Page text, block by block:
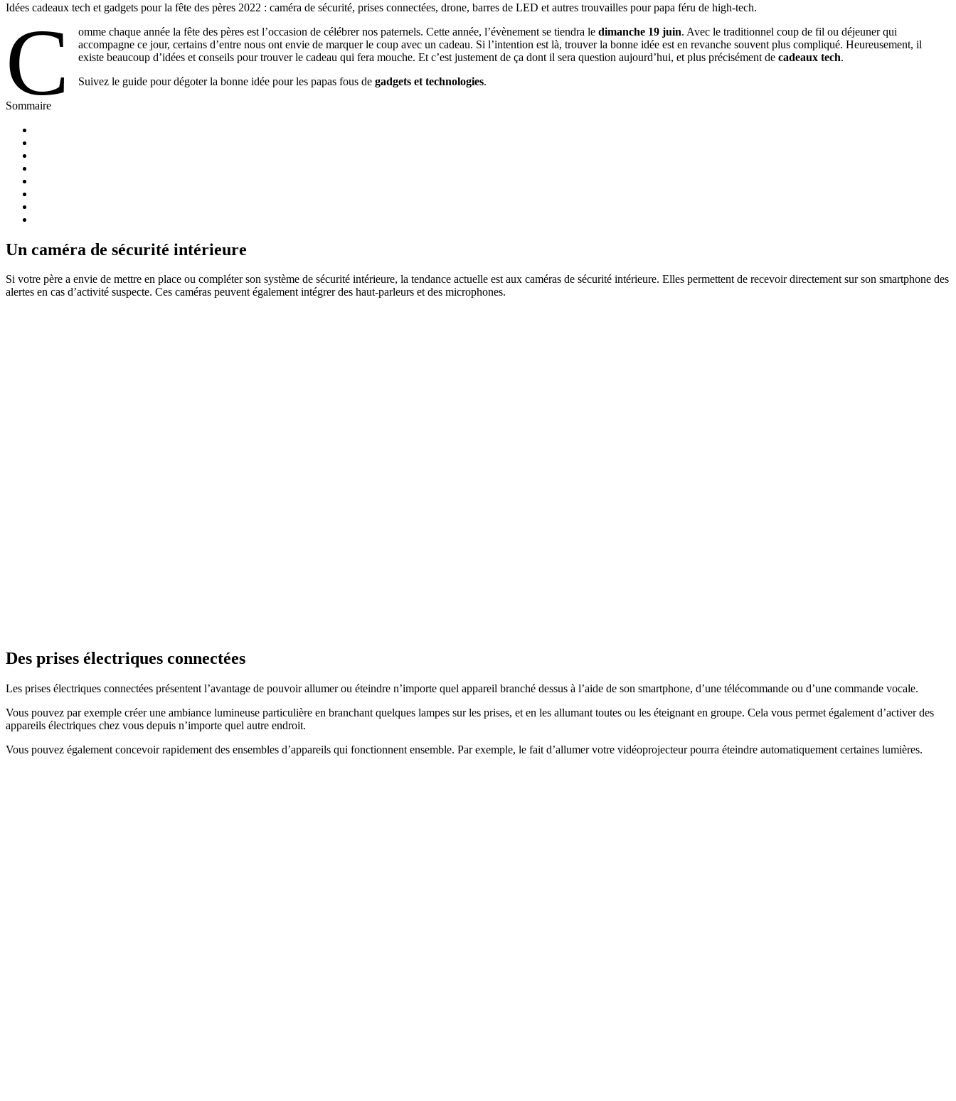
Idées cadeaux tech et gadgets pour la fête des pères 2022 : caméra de sécurité, prises connectées, drone, barres de LED et autres trouvailles pour papa féru de high-tech.
C omme chaque année la fête des pères est l’occasion de célébrer nos paternels. Cette année, l’évènement se tiendra ledimanche 19 juin. Avec le traditionnel coup de fil ou déjeuner qui
accompagne ce jour, certains d’entre nous ont envie de marquer le coup avec un cadeau. Si l’intention est là, trouver la bonne idée est en revanche souvent plus compliqué. Heureusement, il
existe beaucoup d’idées et conseils pour trouver le cadeau qui fera mouche. Et c’est justement de ça dont il sera question aujourd’hui, et plus précisément decadeaux tech.
Suivez le guide pour dégoter la bonne idée pour les papas fous degadgets et technologies.
Sommaire
Un caméra de sécurité intérieure
Si votre père a envie de mettre en place ou compléter son système de sécurité intérieure, la tendance actuelle est aux caméras de sécurité intérieure. Elles permettent de recevoir directement sur son smartphone des
alertes en cas d’activité suspecte. Ces caméras peuvent également intégrer des haut-parleurs et des microphones.
Des prises électriques connectées
Les prises électriques connectées présentent l’avantage de pouvoir allumer ou éteindre n’importe quel appareil branché dessus à l’aide de son smartphone, d’une télécommande ou d’une commande vocale.
Vous pouvez par exemple créer une ambiance lumineuse particulière en branchant quelques lampes sur les prises, et en les allumant toutes ou les éteignant en groupe. Cela vous permet également d’activer des
appareils électriques chez vous depuis n’importe quel autre endroit.
Vous pouvez également concevoir rapidement des ensembles d’appareils qui fonctionnent ensemble. Par exemple, le fait d’allumer votre vidéoprojecteur pourra éteindre automatiquement certaines lumières.